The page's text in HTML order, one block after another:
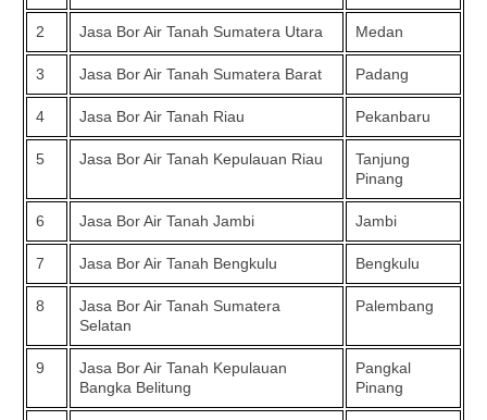
2 Jasa Bor Air Tanah Sumatera Utara Medan
3 Jasa Bor Air Tanah Sumatera Barat Padang
4 Jasa Bor Air Tanah Riau Pekanbaru
5 Jasa Bor Air Tanah Kepulauan Riau
Tanjung
Pinang
6 Jasa Bor Air Tanah Jambi Jambi
7 Jasa Bor Air Tanah Bengkulu Bengkulu
8
Jasa Bor Air Tanah Sumatera
Selatan
Palembang
9
Jasa Bor Air Tanah Kepulauan
Bangka Belitung
Pangkal
Pinang